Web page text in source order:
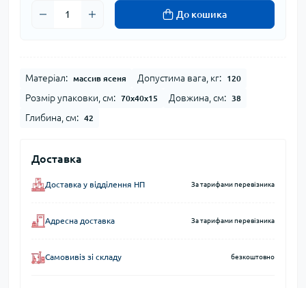
До кошика
Матеріал: массив ясеня Допустима вага, кг: 120
Розмір упаковки, см: 70х40х15 Довжина, см: 38
Глибина, см: 42
Доставка
Доставка у відділення НП За тарифами перевізника
Адресна доставка За тарифами перевізника
Самовивіз зі складу безкоштовно